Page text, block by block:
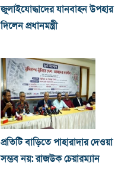
জুলাইযোদ্ধাদের যানবাহন উপহার
দিলেন প্রধানমন্ত্রী
প্রতিটি বাড়িতে পাহারাদার দেওয়া
সম্ভব নয়: রাজউক চেয়ারম্যান